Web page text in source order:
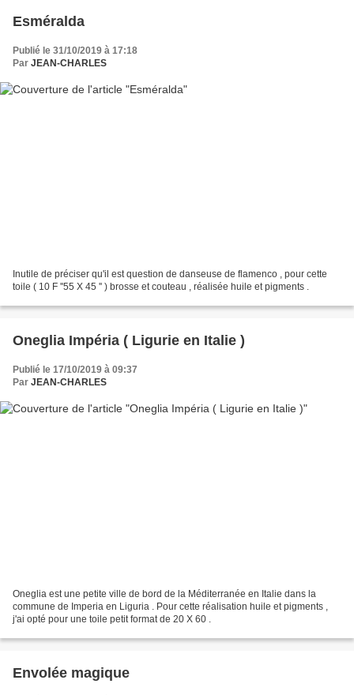
Esméralda
Publié le 31/10/2019 à 17:18
Par JEAN-CHARLES
Inutile de préciser qu'il est question de danseuse de flamenco , pour cette
toile ( 10 F ''55 X 45 '' ) brosse et couteau , réalisée huile et pigments .
Oneglia Impéria ( Ligurie en Italie )
Publié le 17/10/2019 à 09:37
Par JEAN-CHARLES
Oneglia est une petite ville de bord de la Méditerranée en Italie dans la
commune de Imperia en Liguria . Pour cette réalisation huile et pigments ,
j'ai opté pour une toile petit format de 20 X 60 .
Envolée magique